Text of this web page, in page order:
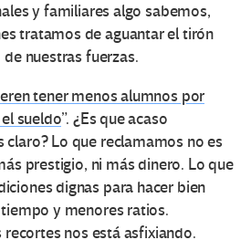
y familiares algo sabemos,
tratamos de aguantar el tirón
nuestras fuerzas.
tener menos alumnos por
sueldo”. ¿Es que acaso
Lo que reclamamos no es
prestigio, ni más dinero. Lo que
dignas para hacer bien
y menores ratios.
recortes nos está asfixiando.